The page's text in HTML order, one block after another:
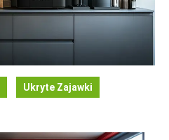
Ukryte Zajawki